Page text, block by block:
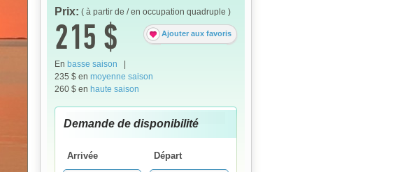
Prix: ( à partir de / en occupation quadruple )
Ajouter aux favoris
215 $
En basse saison
235 $ en moyenne saison
260 $ en haute saison
Demande de disponibilité
Arrivée Départ